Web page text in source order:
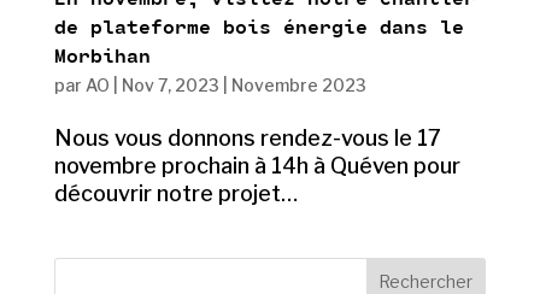
de plateforme bois énergie dans le
Morbihan
par AO Nov 7, 2023 Novembre 2023
Nous vous donnons rendez-vous le 17
novembre prochain à 14h à Quéven pour
découvrir notre projet…
Rechercher